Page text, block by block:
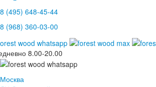
8 (495) 648-45-44
8 (968) 360-03-00
8.00-20.00
Москва